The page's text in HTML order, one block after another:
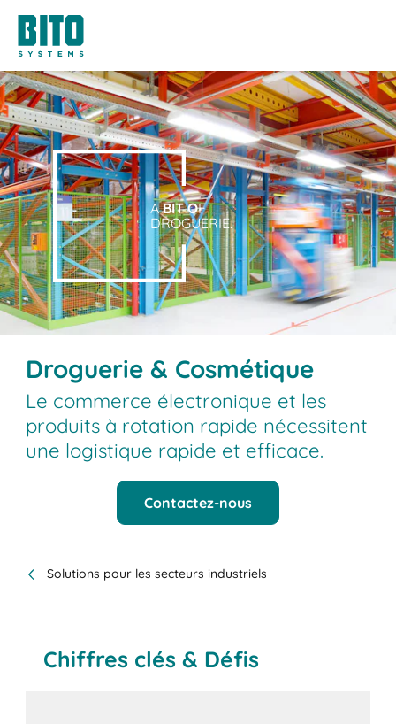
ABIT OF
DROGUERIE.
Droguerie & Cosmétique
Le commerce électronique et les
produits à rotation rapide nécessitent
une logistique rapide et efficace.
Contactez-nous
Solutions pour les secteurs industriels
Chiffres clés & Défis